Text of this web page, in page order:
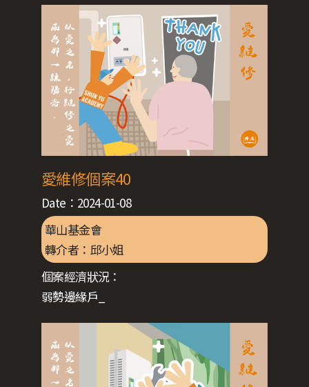
愛維修個案40
Date： 2024-01-08
華山基金會
轉介者： 邱小姐
個案經濟狀況：
弱勢邊緣戶_